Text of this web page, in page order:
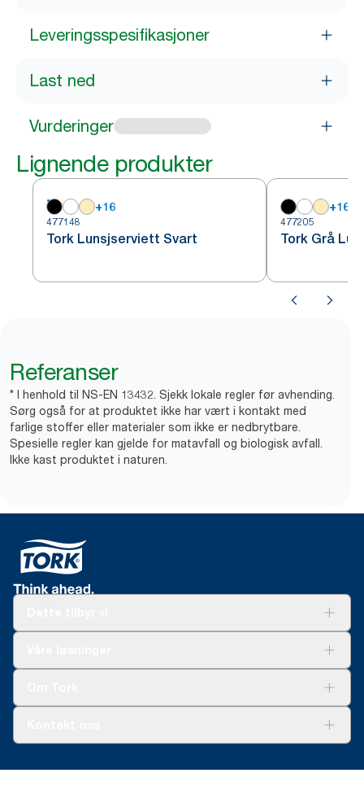
Leveringsspesifikasjoner
Last ned
Vurderinger
Lignende produkter
+16
477148
Tork Lunsjserviett Svart
+16
477205
Tork Grå
Referanser
* I henhold til NS-EN 13432. Sjekk lokale regler før avhending.
Sørg også for at produktet ikke har vært i kontakt med
farlige stoffer eller materialer som ikke er nedbrytbare.
Spesielle regler kan gjelde for matavfall og biologisk avfall.
Ikke kast produktet i naturen.
(+47) 22 70 62 00